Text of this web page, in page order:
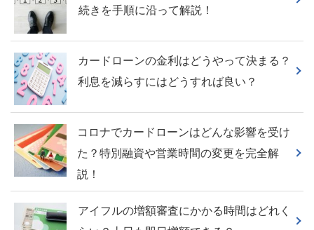
続きを手順に沿って解説！
カードローンの金利はどうやって決まる？
利息を減らすにはどうすれば良い？
コロナでカードローンはどんな影響を受け
た？特別融資や営業時間の変更を完全解
説！
アイフルの増額審査にかかる時間はどれく